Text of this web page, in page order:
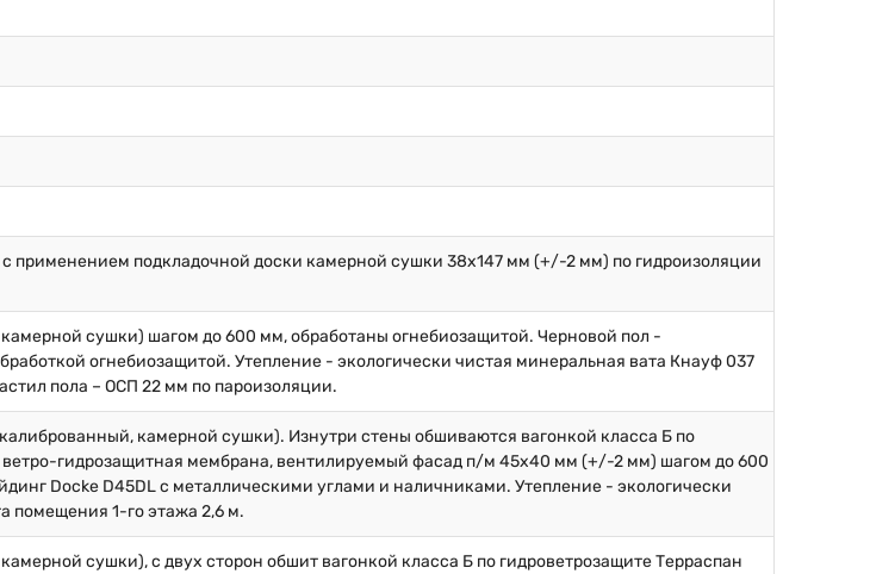
применением подкладочной доски камерной сушки 38х147 мм (+/-2 мм) по гидроизоляции
сушки) шагом до 600 мм, обработаны огнебиозащитой. Черновой пол -
огнебиозащитой. Утепление - экологически чистая минеральная вата Кнауф 037
пола – ОСП 22 мм по пароизоляции.
камерной сушки). Изнутри стены обшиваются вагонкой класса Б по
ветро-гидрозащитная мембрана, вентилируемый фасад п/м 45х40 мм (+/-2 мм) шагом до 600
Docke D45DL с металлическими углами и наличниками. Утепление - экологически
помещения 1-го этажа 2,6 м.
сушки), с двух сторон обшит вагонкой класса Б по гидроветрозащите Терраспан